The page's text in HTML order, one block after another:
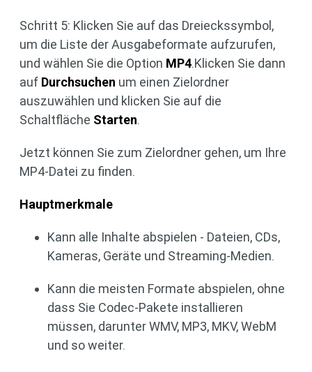
Schritt 5: Klicken Sie auf das Dreieckssymbol,
um die Liste der Ausgabeformate aufzurufen,
und wählen Sie die Option MP4.Klicken Sie dann
auf Durchsuchen um einen Zielordner
auszuwählen und klicken Sie auf die
Schaltfläche Starten.
Jetzt können Sie zum Zielordner gehen, um Ihre
MP4-Datei zu finden.
Hauptmerkmale
Kann alle Inhalte abspielen - Dateien, CDs,
Kameras, Geräte und Streaming-Medien.
Kann die meisten Formate abspielen, ohne
dass Sie Codec-Pakete installieren
müssen, darunter WMV, MP3, MKV, WebM
und so weiter.